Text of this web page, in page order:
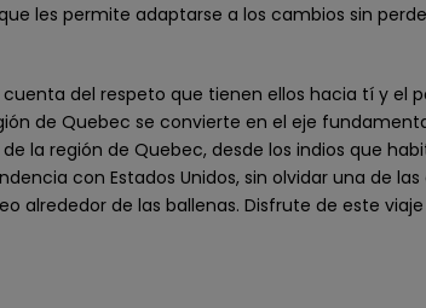
les permite adaptarse a los cambios sin
del respeto que tienen ellos hacia tí y el
de Quebec se convierte en el eje
la región de Quebec, desde los indios que
con Estados Unidos, sin olvidar una de las
alrededor de las ballenas. Disfrute de este